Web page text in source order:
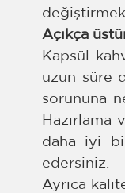
Açıkça
Kapsül
uzun süre
sorununa
Hazırlama
daha iyi
edersiniz.
Ayrıca